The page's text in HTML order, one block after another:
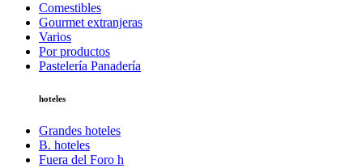
Comestibles
Gourmet extranjeras
Varios
Por productos
Pastelería Panadería
hoteles
Grandes hoteles
B. hoteles
Fuera del Foro h